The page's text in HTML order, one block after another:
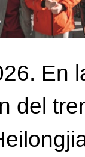
En
del